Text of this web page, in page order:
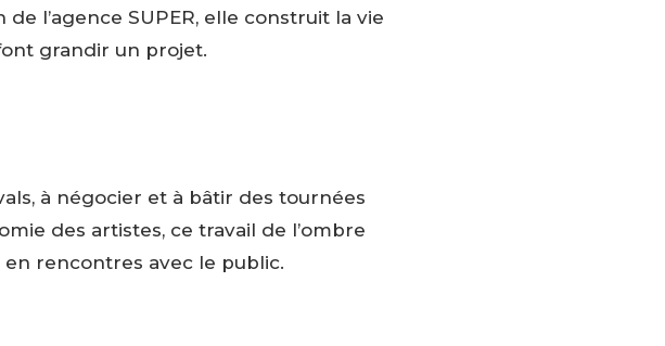
l’agence SUPER, elle construit la vie
grandir un projet.
à négocier et à bâtir des tournées
des artistes, ce travail de l’ombre
rencontres avec le public.